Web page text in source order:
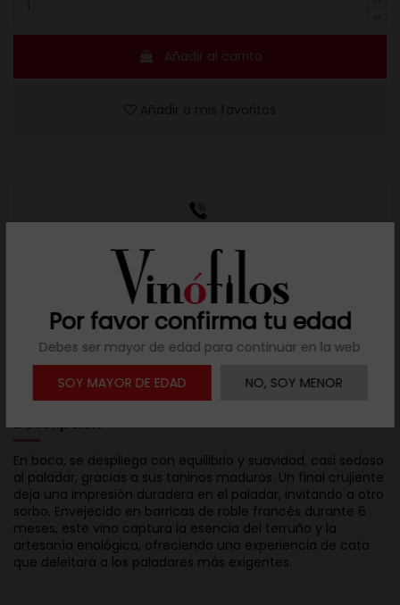
Por favor confirma tu edad
Debes ser mayor de edad para continuar en la web
SOY MAYOR DE EDAD
NO, SOY MENOR
Añadir al carrito
Llámanos al teléfono 691 108 942, de lunes a viernes,
no festivos, de 9h a 17h.
 Descargar ficha
Descripción
En boca, se despliega con equilibrio y suavidad, casi sedoso
al paladar, gracias a sus taninos maduros. Un final crujiente
deja una impresión duradera en el paladar, invitando a otro
sorbo. Envejecido en barricas de roble francés durante 6
meses, este vino captura la esencia del terruño y la
artesanía enológica, ofreciendo una experiencia de cata
que deleitará a los paladares más exigentes.